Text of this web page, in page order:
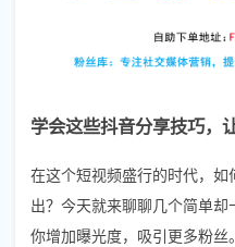
学会这些抖音分享技巧，
在这个短视频盛行的时代，
出？今天就来聊聊几个简单
你增加曝光度，吸引更多粉丝。